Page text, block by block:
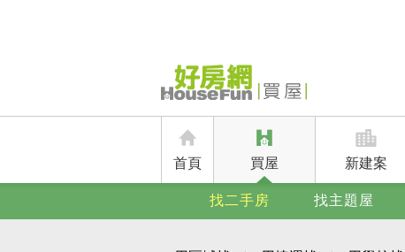
首頁 買屋 新建案
找二手房 找主題屋